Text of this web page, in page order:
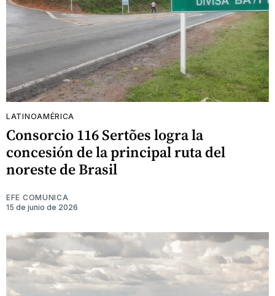
LATINOAMÉRICA
Consorcio 116 Sertões logra la
concesión de la principal ruta del
noreste de Brasil
EFE COMUNICA
15 de junio de 2026